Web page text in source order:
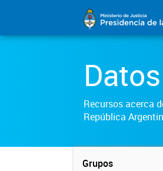
Datos
Recursos acerca
República
Grupos